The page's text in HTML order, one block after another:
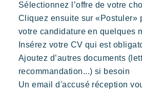
Kon Tiki
Festif Paradis tropical Evasion
Un cadre idyllique au pied de la célèbre
Sélectionnez l’offre de votre
Cliquez ensuite sur «Postuler»
votre candidature en quelques
Insérez votre CV qui est
Ajoutez d’autres documents
recommandation...) si besoin
Un email d'accusé réception